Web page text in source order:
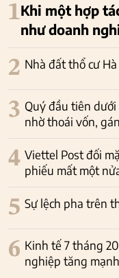
1Khi một hợp
như doanh
2 Nhà đất thổ cư
3 Quý đầu tiên
nhờ thoái vốn,
4 Viettel Post đối
phiếu mất một
5 Sự lệch pha trên
6 Kinh tế 7 tháng
nghiệp tăng